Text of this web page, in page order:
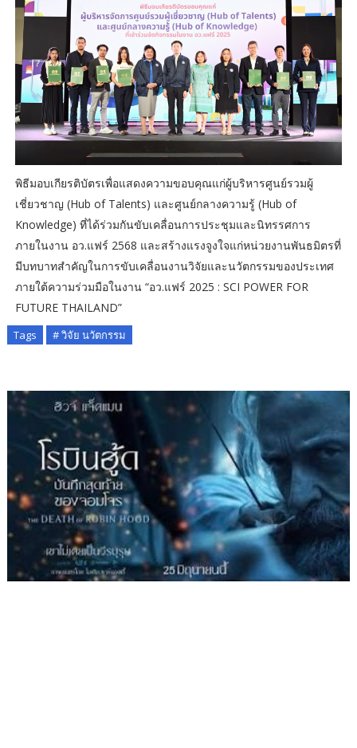
พิธีมอบเกียรติบัตรเพื่อแสดงความขอบคุณแก่ผู้บริหารศูนย์รวมผู้
เชี่ยวชาญ (Hub of Talents) และศูนย์กลางความรู้ (Hub of
Knowledge) ที่ได้ร่วมกันขับเคลื่อนการประชุมและนิทรรศการ
ภายในงาน อว.แฟร์ 2568 และสร้างแรงจูงใจแก่หน่วยงานพันธมิตรที่
มีบทบาทสำคัญในการขับเคลื่อนงานวิจัยและนวัตกรรมของประเทศ
ภายใต้ความร่วมมือในงาน “อว.แฟร์ 2025 : SCI POWER FOR
FUTURE THAILAND”
Tags # วิจัย นวัตกรรม